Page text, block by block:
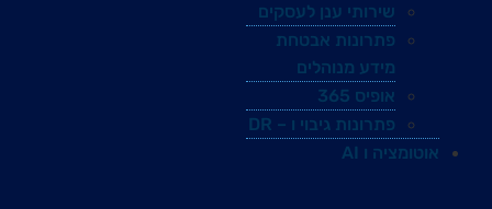
שירותי ענן לעסקים
פתרונות אבטחת
מידע מנוהלים
אופיס 365
פתרונות גיבוי ו – DR
אוטומציה ו AI